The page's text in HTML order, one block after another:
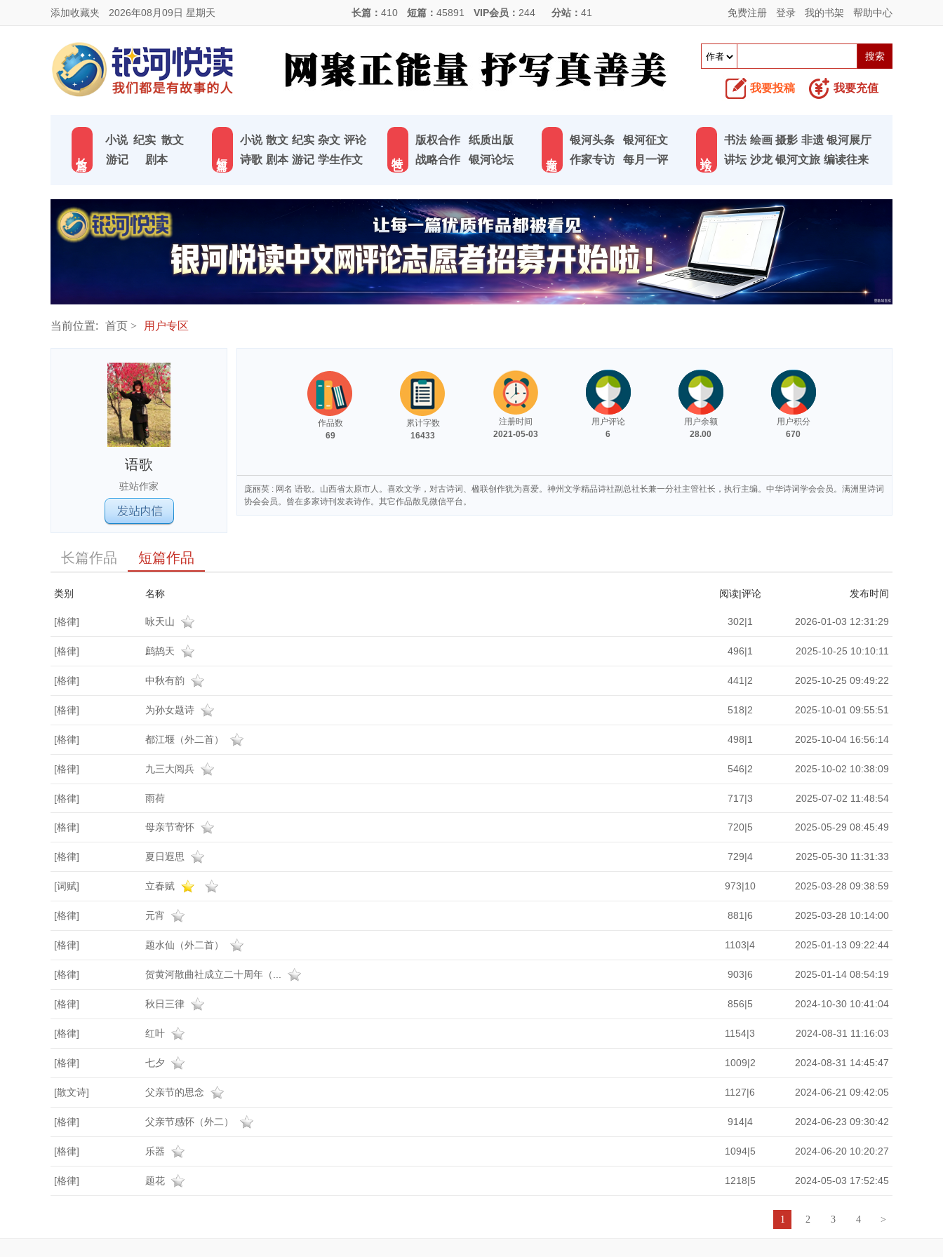
添加收藏夹 2026年08月09日 星期天 长篇： 410 短篇： 45891 VIP会员： 244 分站： 41 免费注册 登录 我的书架 帮助中心
我要投稿 我要充值
小说 纪实 散文
游记
剧本
小说 散文 纪实 杂文 评论
诗歌 剧本 游记 学生作文
版权合作
纸质出版
战略合作
银河论坛
银河头条
银河征文
作家专访
每月一评
书法 绘画 摄影 非遗 银河展厅
讲坛 沙龙 银河文旅 编读往来
当前位置: 首页 用户专区
语歌
驻站作家
作品数
69
累计字数
16433
注册时间
2021-05-03
用户评论
6
用户余额
28.00
用户积分
670
庞丽英 : 网名 语歌。山西省太原市人。喜欢文学，对古诗词、楹联创作犹为喜爱。神州文学精品诗社副总社长兼一分社主管社长，执行主编。中华诗词学会会员。满洲里诗词
协会会员。曾在多家诗刊发表诗作。其它作品散见微信平台。
长篇作品 短篇作品
类别 名称 阅读|评论 发布时间
[格律] 咏天山 302|1 2026-01-03 12:31:29
[格律] 鹧鸪天 496|1 2025-10-25 10:10:11
[格律] 中秋有韵 441|2 2025-10-25 09:49:22
[格律] 为孙女题诗 518|2 2025-10-01 09:55:51
[格律] 都江堰（外二首） 498|1 2025-10-04 16:56:14
[格律] 九三大阅兵 546|2 2025-10-02 10:38:09
[格律] 雨荷 717|3 2025-07-02 11:48:54
[格律] 母亲节寄怀 720|5 2025-05-29 08:45:49
[格律] 夏日遐思 729|4 2025-05-30 11:31:33
[词赋] 立春赋 973|10 2025-03-28 09:38:59
[格律] 元宵 881|6 2025-03-28 10:14:00
[格律] 题水仙（外二首） 1103|4 2025-01-13 09:22:44
[格律] 贺黄河散曲社成立二十周年（... 903|6 2025-01-14 08:54:19
[格律] 秋日三律 856|5 2024-10-30 10:41:04
[格律] 红叶 1154|3 2024-08-31 11:16:03
[格律] 七夕 1009|2 2024-08-31 14:45:47
[散文诗] 父亲节的思念 1127|6 2024-06-21 09:42:05
[格律] 父亲节感怀（外二） 914|4 2024-06-23 09:30:42
[格律] 乐器 1094|5 2024-06-20 10:20:27
[格律] 题花 1218|5 2024-05-03 17:52:45
1 2 3 4 >